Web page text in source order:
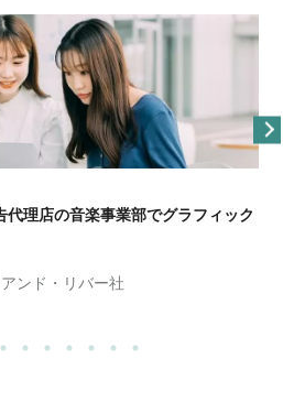
代理店の音楽事業部でグラフィック
ンド・リバー社